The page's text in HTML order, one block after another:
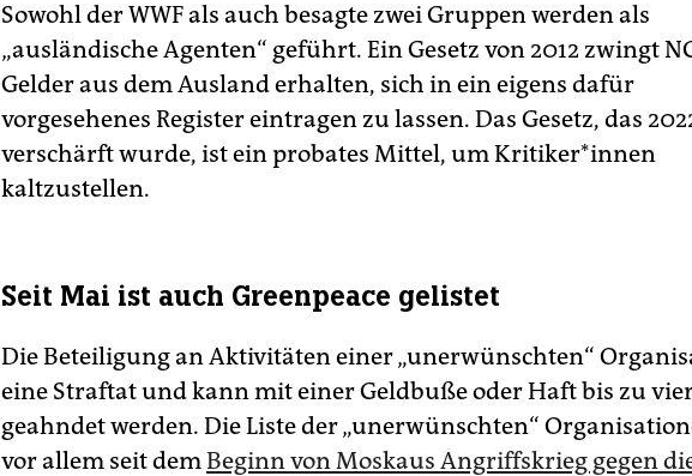
Sowohl der WWF als auch besagte zwei Gruppen werden als
„ausländische Agenten“ geführt. Ein Gesetz von 2012 zwingt
Gelder aus dem Ausland erhalten, sich in ein eigens dafür
vorgesehenes Register eintragen zu lassen. Das Gesetz, das
verschärft wurde, ist ein probates Mittel, um Kri­ti­ke­r*in­nen
kaltzustellen.
Seit Mai ist auch Greenpeace gelistet
Die Beteiligung an Aktivitäten einer „unerwünschten“
eine Straftat und kann mit einer Geldbuße oder Haft bis zu
geahndet werden. Die Liste der „unerwünschten“
vor allem seit demBeginn von Moskaus Angriffskrieg gegen